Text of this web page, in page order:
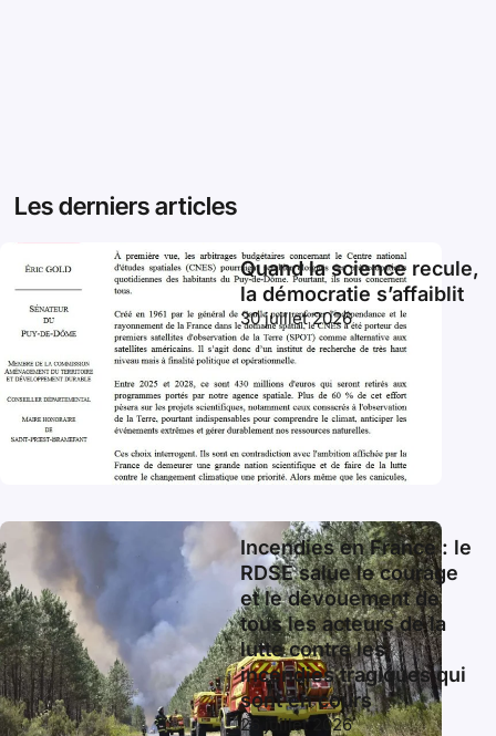
Les derniers articles
Quand la science recule,
la démocratie s’affaiblit
30 juillet 2026
Incendies en France : le
RDSE salue le courage
et le dévouement de
tous les acteurs de la
lutte contre les
incendies tragiques qui
sont en cours
26 juillet 2026